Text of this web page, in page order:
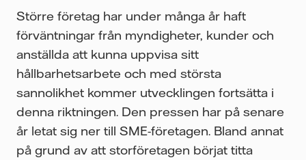
Större företag har under många år haft
förväntningar från myndigheter, kunder och
anställda att kunna uppvisa sitt
hållbarhetsarbete och med största
sannolikhet kommer utvecklingen fortsätta i
denna riktningen. Den pressen har på senare
år letat sig ner till SME-företagen. Bland annat
på grund av att storföretagen börjat titta